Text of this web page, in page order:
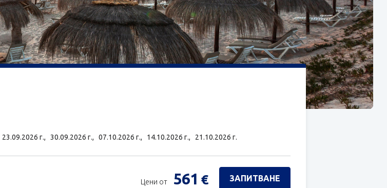
23.09.2026 г.,30.09.2026 г.,07.10.2026 г., 14.10.2026 г., 21.10.2026 г.
Цени от 561 € ЗАПИТВАНЕ